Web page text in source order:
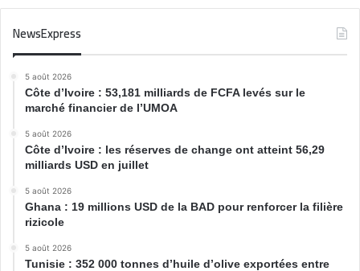
NewsExpress
5 août 2026
Côte d’Ivoire : 53,181 milliards de FCFA levés sur le
marché financier de l’UMOA
5 août 2026
Côte d’Ivoire : les réserves de change ont atteint 56,29
milliards USD en juillet
5 août 2026
Ghana : 19 millions USD de la BAD pour renforcer la filière
rizicole
5 août 2026
Tunisie : 352 000 tonnes d’huile d’olive exportées entre